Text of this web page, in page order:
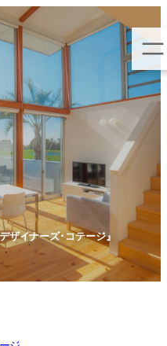
ザイナーズ･コテージ』